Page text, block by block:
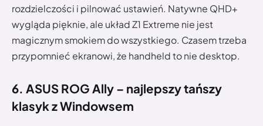
rozdzielczości i pilnować ustawień. Natywne QHD+
wygląda pięknie, ale układ Z1 Extreme nie jest
magicznym smokiem do wszystkiego. Czasem trzeba
przypomnieć ekranowi, że handheld to nie desktop.
6. ASUS ROG Ally – najlepszy tańszy
klasyk z Windowsem